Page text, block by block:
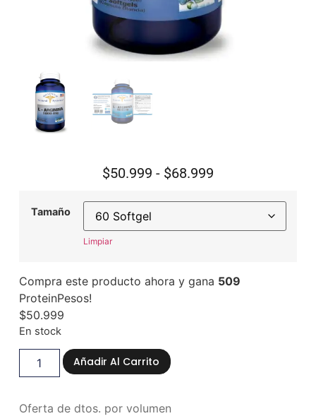
$50.999 - $68.999
Tamaño
Limpiar
Compra este producto ahora y gana 509
ProteinPesos!
$50.999
En stock
Añadir Al Carrito
Oferta de dtos. por volumen